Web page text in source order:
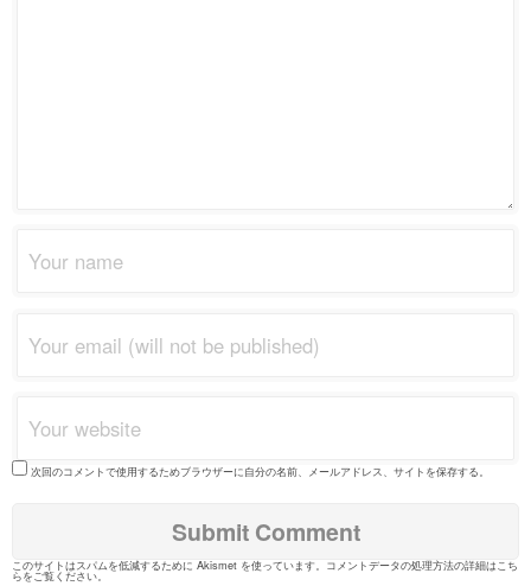
次回のコメントで使用するためブラウザーに自分の名前、メールアドレス、サイトを保存する。
このサイトはスパムを低減するために Akismet を使っています。 コメントデータの処理方法の詳細はこち
らをご覧ください。